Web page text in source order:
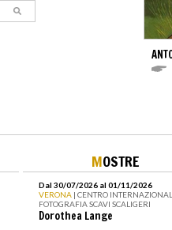
MOSTRE
Dal 30/07/2026 al 01/11/2026
VERONA | CENTRO
FOTOGRAFIA SCAVI SCALIGERI
Dorothea Lange